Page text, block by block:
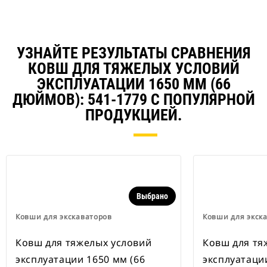
наличии также имеются
устройства для быстрой смены
навесного оборудования,
рассчитанные на ширину для
рытья траншей.
В навесном оборудовании,
совместимом со специальным
устройством для быстрой смены
применяются неподвижно
Специальные устройства для
быстрой смены навесного
оборудования CW оснащены
надежного удержания навесного
оборудования.
В наличии имеются
УЗНАЙТЕ РЕЗУЛЬТАТЫ СРАВНЕНИЯ
КОВШ ДЛЯ ТЯЖЕЛЫХ УСЛОВИЙ
ЭКСПЛУАТАЦИИ 1650 ММ (66
ДЮЙМОВ): 541-1779 С ПОПУЛЯРНОЙ
ПРОДУКЦИЕЙ.
Ковши для экскаваторов
Выбрано
Ковш для тяжелых условий
эксплуатации 1650 мм (66
Ковши для
Ковш для